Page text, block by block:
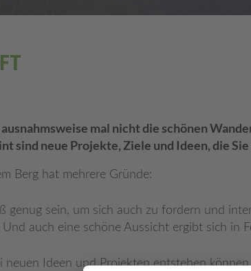
mal nicht die schönen
sind neue Projekte, Ziele und Ideen, die
Berg hat mehrere Gründe:
genug sein, um sich auch zu fordern und
Und auch eine schöne Aussicht ergibt sich in
neuen Ideen und Projekten entstehen